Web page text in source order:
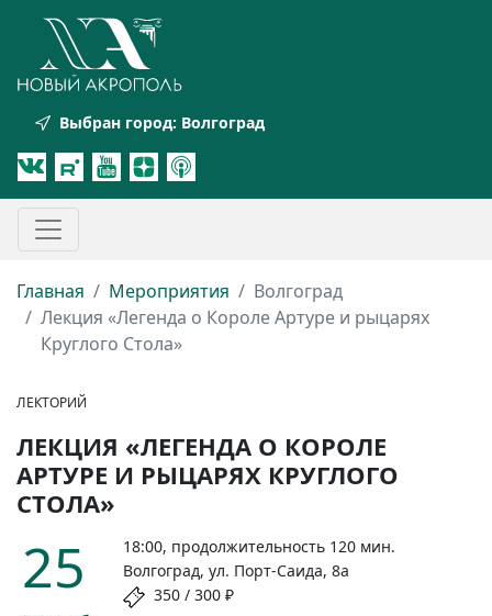
Выбран город: Волгоград
Главная Мероприятия
Волгоград
Лекция «Легенда о Короле Артуре и рыцарях
Круглого Стола»
ЛЕКТОРИЙ
ЛЕКЦИЯ «ЛЕГЕНДА О КОРОЛЕ
АРТУРЕ И РЫЦАРЯХ КРУГЛОГО
СТОЛА»
25
18:00, продолжительность 120 мин.
Волгоград, ул. Порт-Саида, 8а
350 / 300 ₽